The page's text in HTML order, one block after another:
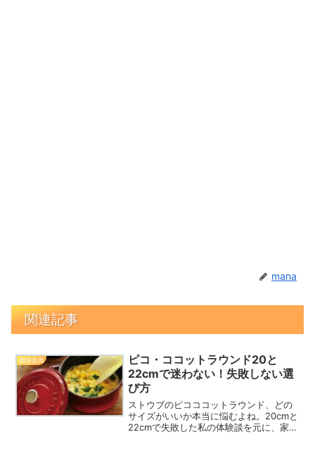
mana
関連記事
調理器具
ピコ・ココットラウンド20と
22cmで迷わない！失敗しない選
び方
ストウブのピコココットラウンド、どの
サイズがいいか本当に悩むよね。20cmと
22cmで失敗した私の体験談を元に、家族